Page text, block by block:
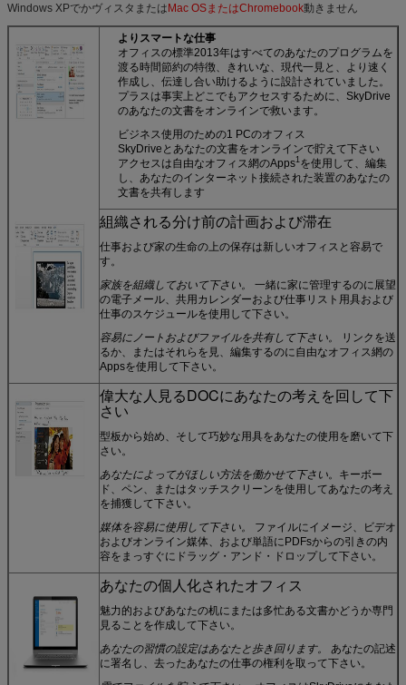
Windows XPでかヴィスタまたはMac OSまたはChromebook動きません
よりスマートな仕事
オフィスの標準2013年はすべてのあなたのプログラムを
渡る時間節約の特徴、きれいな、現代一見と、より速く
作成し、伝達し合い助けるように設計されていました。
プラスは事実上どこでもアクセスするために、SkyDrive
のあなたの文書をオンラインで救います。
ビジネス使用のための1 PCのオフィス
SkyDriveとあなたの文書をオンラインで貯えて下さい
アクセスは自由なオフィス網のApps1を使用して、編集
し、あなたのインターネット接続された装置のあなたの
文書を共有します
組織される分け前の計画および滞在
仕事および家の生命の上の保存は新しいオフィスと容易で
す。
家族を組織しておいて下さい。
一緒に家に管理するのに展望
の電子メール、共用カレンダーおよび仕事リスト用具および
仕事のスケジュールを使用して下さい。
容易にノートおよびファイルを共有して下さい。
リンクを送
るか、またはそれらを見、編集するのに自由なオフィス網の
Appsを使用して下さい。
偉大な人見るDOCにあなたの考えを回して下
さい
型板から始め、そして巧妙な用具をあなたの使用を磨いて下
さい。
あなたによってがほしい方法を働かせて下さい。キーボー
ド、ペン、またはタッチスクリーンを使用してあなたの考え
を捕獲して下さい。
媒体を容易に使用して下さい。
ファイルにイメージ、ビデオ
およびオンライン媒体、および単語にPDFsからの引きの内
容をまっすぐにドラッグ・アンド・ドロップして下さい。
あなたの個人化されたオフィス
魅力的およびあなたの机にまたは多忙ある文書かどうか専門
見ることを作成して下さい。
あなたの習慣の設定はあなたと歩き回ります。
あなたの記述
に署名し、去ったあなたの仕事の権利を取って下さい。